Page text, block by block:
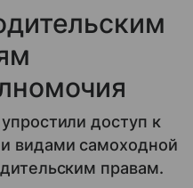
доступ к
видами самоходной
правам.